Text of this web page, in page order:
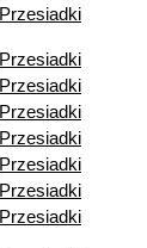
Przesiadki
Przesiadki
Przesiadki
Przesiadki
Przesiadki
Przesiadki
Przesiadki
Przesiadki